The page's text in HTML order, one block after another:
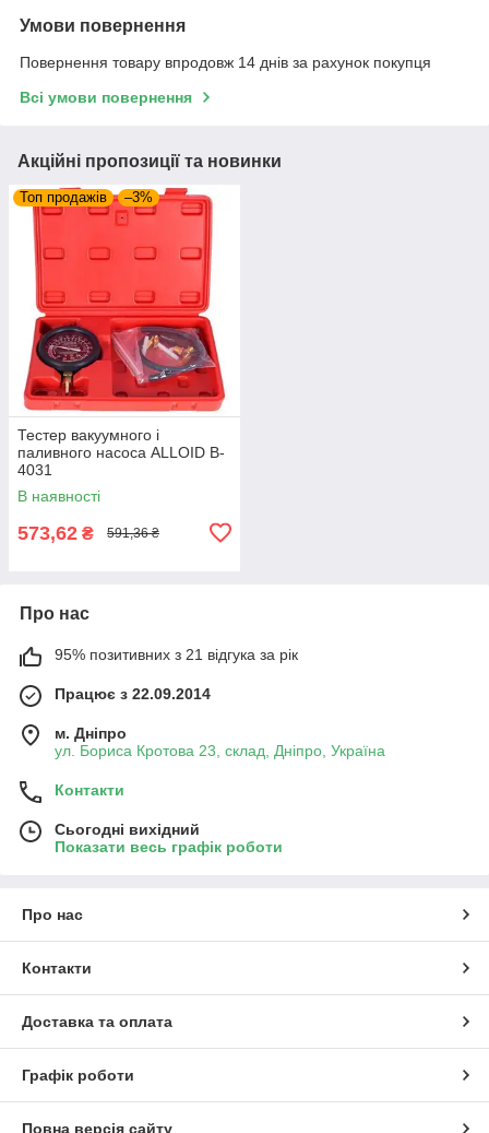
Умови повернення
Повернення товару впродовж 14 днів за рахунок покупця
Всі умови повернення
Акційні пропозиції та новинки
Топ продажів –3%
Тестер вакуумного і
паливного насоса ALLOID B-
4031
В наявності
573,62 ₴ 591,36 ₴
Про нас
95% позитивних з 21 відгука за рік
Працює з 22.09.2014
м. Дніпро
ул. Бориса Кротова 23, склад, Дніпро, Україна
Контакти
Сьогодні вихідний
Показати весь графік роботи
Про нас
Контакти
Доставка та оплата
Графік роботи
Повна версія сайту